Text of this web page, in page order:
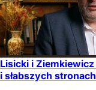
Lisicki i
i słabszych